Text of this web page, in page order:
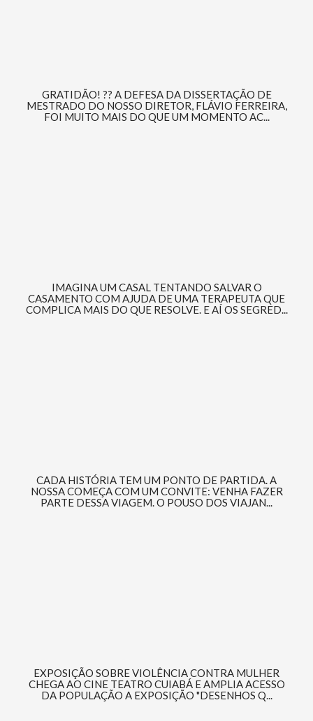
GRATIDÃO! ?? A DEFESA DA DISSERTAÇÃO DE
MESTRADO DO NOSSO DIRETOR, FLÁVIO FERREIRA,
FOI MUITO MAIS DO QUE UM MOMENTO AC...
IMAGINA UM CASAL TENTANDO SALVAR O
CASAMENTO COM AJUDA DE UMA TERAPEUTA QUE
COMPLICA MAIS DO QUE RESOLVE. E AÍ OS SEGRED...
CADA HISTÓRIA TEM UM PONTO DE PARTIDA. A
NOSSA COMEÇA COM UM CONVITE: VENHA FAZER
PARTE DESSA VIAGEM. O POUSO DOS VIAJAN...
EXPOSIÇÃO SOBRE VIOLÊNCIA CONTRA MULHER
CHEGA AO CINE TEATRO CUIABÁ E AMPLIA ACESSO
DA POPULAÇÃO A EXPOSIÇÃO "DESENHOS Q...